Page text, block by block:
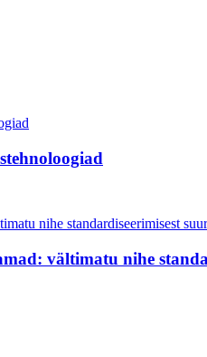
vältimatu nihe